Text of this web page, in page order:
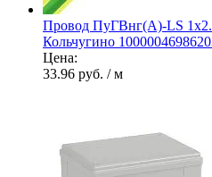
Провод ПуГВнг(А)-LS
Кольчугино
Цена:
33.96 руб. / м